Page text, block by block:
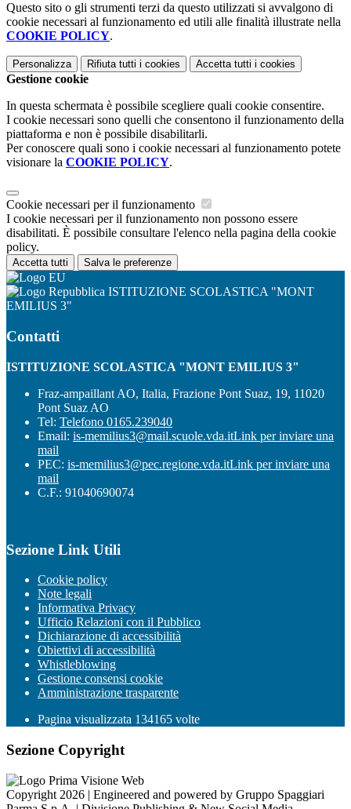
Questo sito o gli strumenti terzi da questo utilizzati si avvalgono di
cookie necessari al funzionamento ed utili alle finalità illustrate nella
COOKIE POLICY.
Personalizza Rifiuta tutti i cookies Accetta tutti i cookies
Gestione cookie
In questa schermata è possibile scegliere quali cookie consentire.
I cookie necessari sono quelli che consentono il funzionamento della
piattaforma e non è possibile disabilitarli.
Per conoscere quali sono i cookie necessari al funzionamento potete
visionare la COOKIE POLICY.
Cookie necessari per il funzionamento
I cookie necessari per il funzionamento non possono essere
disabilitati. È possibile consultare l'elenco nella pagina della cookie
policy.
Accetta tutti Salva le preferenze
ISTITUZIONE SCOLASTICA "MONT
EMILIUS 3"
Contatti
ISTITUZIONE SCOLASTICA "MONT EMILIUS 3"
Fraz-ampaillant AO, Italia, Frazione Pont Suaz, 19, 11020
Pont Suaz AO
Tel: Telefono 0165.239040
Email: is-memilius3@mail.scuole.vda.itLink per inviare una
mail
PEC: is-memilius3@pec.regione.vda.itLink per inviare una
mail
C.F.: 91040690074
Sezione Link Utili
Cookie policy
Note legali
Informativa Privacy
Ufficio Relazioni con il Pubblico
Dichiarazione di accessibilità
Obiettivi di accessibilità
Whistleblowing
Gestione consensi cookie
Amministrazione trasparente
Pagina visualizzata 134165 volte
Sezione Copyright
Copyright 2026 | Engineered and powered by Gruppo Spaggiari